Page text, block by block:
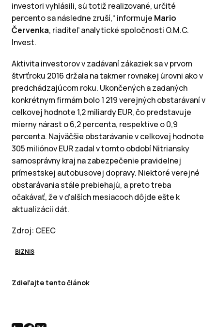
investori vyhlásili, sú totiž realizované, určité
percento sa následne zruší,“ informuje Mario
Červenka, riaditeľ analytické spoločnosti O.M.C.
Invest.
Aktivita investorov v zadávaní zákaziek sa v prvom
štvrťroku 2016 držala na takmer rovnakej úrovni ako v
predchádzajúcom roku. Ukončených a zadaných
konkrétnym firmám bolo 1 219 verejných obstarávaní v
celkovej hodnote 1,2 miliardy EUR, čo predstavuje
mierny nárast o 6,2 percenta, respektíve o 0,9
percenta. Najväčšie obstarávanie v celkovej hodnote
305 miliónov EUR zadal v tomto období Nitriansky
samosprávny kraj na zabezpečenie pravidelnej
prímestskej autobusovej dopravy. Niektoré verejné
obstarávania stále prebiehajú, a preto treba
očakávať, že v ďalších mesiacoch dôjde ešte k
aktualizácii dát.
Zdroj: CEEC
BIZNIS
Zdieľajte tento článok